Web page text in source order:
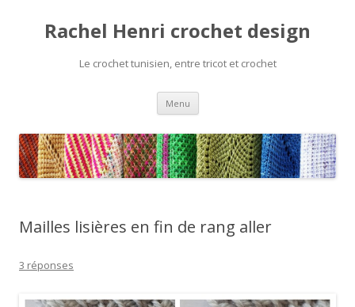
Rachel Henri crochet design
Le crochet tunisien, entre tricot et crochet
Menu Aller
contenu
Mailles lisières en fin de rang aller
3 réponses